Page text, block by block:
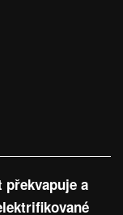
překvapuje a